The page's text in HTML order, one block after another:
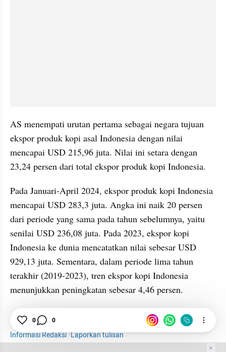
AS menempati urutan pertama sebagai negara tujuan
ekspor produk kopi asal Indonesia dengan nilai
mencapai USD 215,96 juta. Nilai ini setara dengan
23,24 persen dari total ekspor produk kopi Indonesia.
Pada Januari-April 2024, ekspor produk kopi Indonesia
mencapai USD 283,3 juta. Angka ini naik 20 persen
dari periode yang sama pada tahun sebelumnya, yaitu
senilai USD 236,08 juta. Pada 2023, ekspor kopi
Indonesia ke dunia mencatatkan nilai sebesar USD
929,13 juta. Sementara, dalam periode lima tahun
terakhir (2019-2023), tren ekspor kopi Indonesia
menunjukkan peningkatan sebesar 4,46 persen.
Zulhas
Amerika Serikat
Informasi Redaksi·Laporkan tulisan
0 0